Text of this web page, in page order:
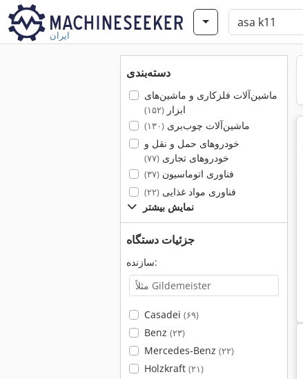
ایران
دسته‌بندی
ماشین‌آلات فلزکاری و ماشین‌های
ابزار(۱۵۲)
ماشین‌آلات چوب‌بری(۱۳۰)
خودروهای حمل و نقل و
خودروهای تجاری(۷۷)
فناوری اتوماسیون(۳۷)
فناوری مواد غذایی(۲۲)
نمایش بیشتر
جزئیات دستگاه
سازنده:
Casadei (۶۹)
Benz (۲۳)
Mercedes-Benz (۲۲)
Holzkraft (۲۱)